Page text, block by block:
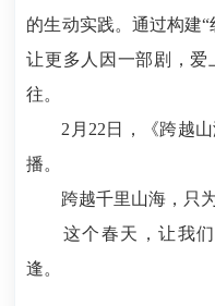
的生动实践。通过构建“
让更多人因一部剧，爱
往。
2月22日，《跨越山
播。
跨越千里山海，只为
这个春天，让我们
逢。